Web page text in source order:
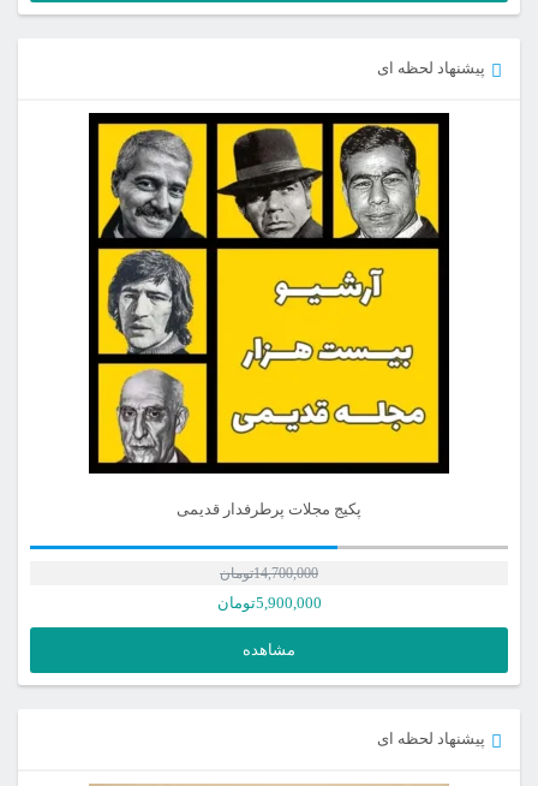
پیشنهاد لحظه ای
پکیج مجلات پرطرفدار قدیمی
14,700,000تومان
5,900,000تومان
مشاهده
پیشنهاد لحظه ای